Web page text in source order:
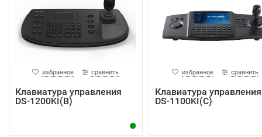
избранное сравнить
Клавиатура управления
DS-1200KI(B)
избранное сравнить
Клавиатура управления
DS-1100KI(C)